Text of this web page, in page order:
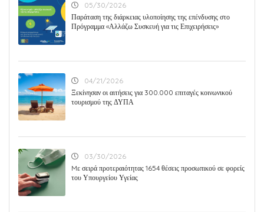
05/30/2026
Παράταση της διάρκειας υλοποίησης της επένδυσης στο
Πρόγραμμα «Αλλάζω Συσκευή για τις Επιχειρήσεις»
04/21/2026
Ξεκίνησαν οι αιτήσεις για 300.000 επιταγές κοινωνικού
τουρισμού της ΔΥΠΑ
03/30/2026
Mε σειρά προτεραιότητας 1654 θέσεις προσωπικού σε φορείς
του Υπουργείου Υγείας